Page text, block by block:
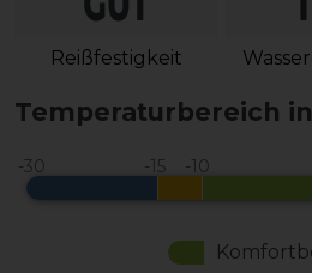
Reißfestigkeit
Temperaturbereich in